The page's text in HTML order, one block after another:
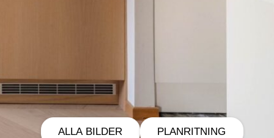
ALLA BILDER PLANRITNING